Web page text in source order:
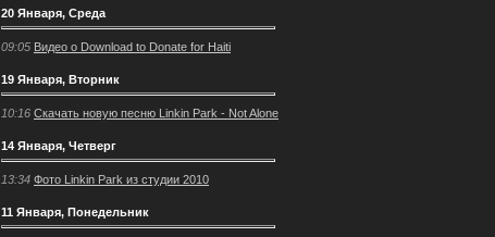
20 Января, Среда
09:05 Видео o Download to Donate for Haiti
19 Января, Вторник
10:16 Скачать новую песню Linkin Park - Not Alone
14 Января, Четверг
13:34 Фото Linkin Park из студии 2010
11 Января, Понедельник